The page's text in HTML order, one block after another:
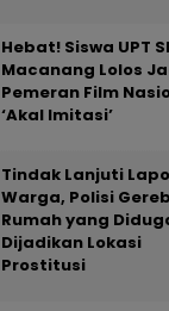
Hebat! Siswa UPT
Macanang Lolos
Pemeran Film
‘Akal Imitasi’
Tindak Lanjuti
Warga, Polisi
Rumah yang
Dijadikan Lokasi
Prostitusi